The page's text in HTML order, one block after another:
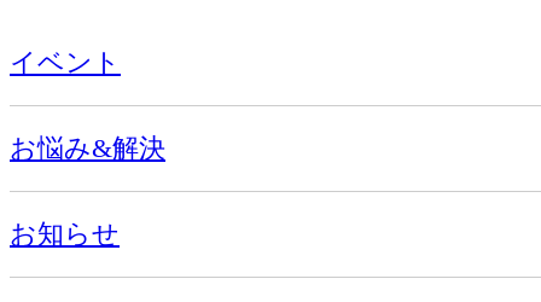
イベント
お悩み&解決
お知らせ